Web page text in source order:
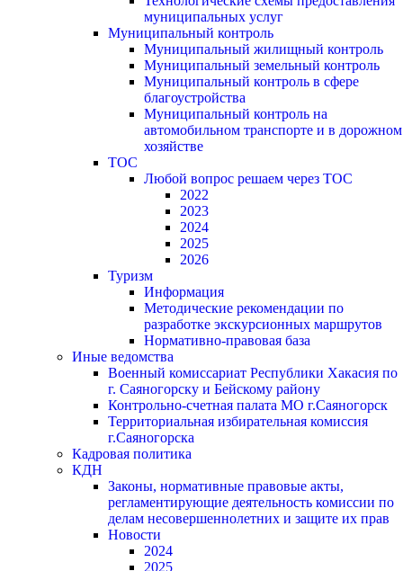
муниципальных услуг
Муниципальный контроль
Муниципальный жилищный контроль
Муниципальный земельный контроль
Муниципальный контроль в сфере
благоустройства
Муниципальный контроль на
автомобильном транспорте и в дорожном
хозяйстве
ТОС
Любой вопрос решаем через ТОС
2022
2023
2024
2025
2026
Туризм
Информация
Методические рекомендации по
разработке экскурсионных маршрутов
Нормативно-правовая база
Иные ведомства
Военный комиссариат Республики Хакасия по
г. Саяногорску и Бейскому району
Контрольно-счетная палата МО г.Саяногорск
Территориальная избирательная комиссия
г.Саяногорска
Кадровая политика
КДН
Законы, нормативные правовые акты,
регламентирующие деятельность комиссии по
делам несовершеннолетних и защите их прав
Новости
2024
2025